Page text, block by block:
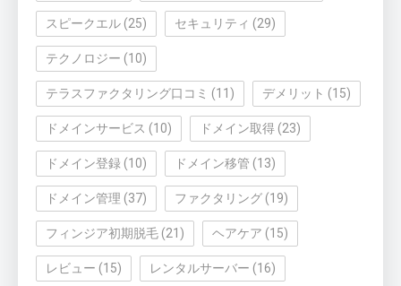
スピークエル (25) セキュリティ (29)
テクノロジー (10)
テラスファクタリング口コミ (11) デメリット (15)
ドメインサービス (10) ドメイン取得 (23)
ドメイン登録 (10) ドメイン移管 (13)
ドメイン管理 (37) ファクタリング (19)
フィンジア初期脱毛 (21) ヘアケア (15)
レビュー (15) レンタルサーバー (16)